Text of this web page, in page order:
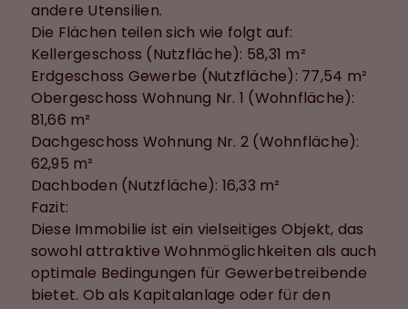
andere Utensilien.
Die Flächen teilen sich wie folgt auf:
Kellergeschoss (Nutzfläche): 58,31 m²
Erdgeschoss Gewerbe (Nutzfläche): 77,54 m²
Obergeschoss Wohnung Nr. 1 (Wohnfläche):
81,66 m²
Dachgeschoss Wohnung Nr. 2 (Wohnfläche):
62,95 m²
Dachboden (Nutzfläche): 16,33 m²
Fazit:
Diese Immobilie ist ein vielseitiges Objekt, das
sowohl attraktive Wohnmöglichkeiten als auch
optimale Bedingungen für Gewerbetreibende
bietet. Ob als Kapitalanlage oder für den